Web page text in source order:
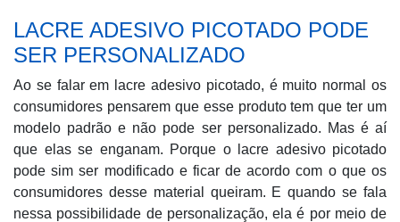
LACRE ADESIVO PICOTADO PODE
SER PERSONALIZADO
Ao se falar em lacre adesivo picotado, é muito normal os
consumidores pensarem que esse produto tem que ter um
modelo padrão e não pode ser personalizado. Mas é aí
que elas se enganam. Porque o lacre adesivo picotado
pode sim ser modificado e ficar de acordo com o que os
consumidores desse material queiram. E quando se fala
nessa possibilidade de personalização, ela é por meio de